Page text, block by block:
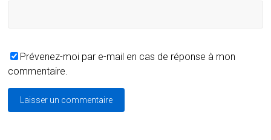
Prévenez-moi par e-mail en cas de réponse à mon
commentaire.